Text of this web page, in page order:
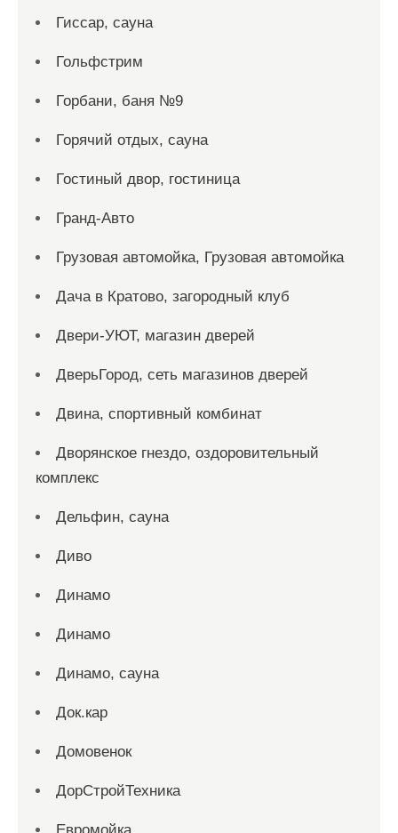
Гиссар, сауна
Гольфстрим
Горбани, баня №9
Горячий отдых, сауна
Гостиный двор, гостиница
Гранд-Авто
Грузовая автомойка, Грузовая автомойка
Дача в Кратово, загородный клуб
Двери-УЮТ, магазин дверей
ДверьГород, сеть магазинов дверей
Двина, спортивный комбинат
Дворянское гнездо, оздоровительный
комплекс
Дельфин, сауна
Диво
Динамо
Динамо
Динамо, сауна
Док.кар
Домовенок
ДорСтройТехника